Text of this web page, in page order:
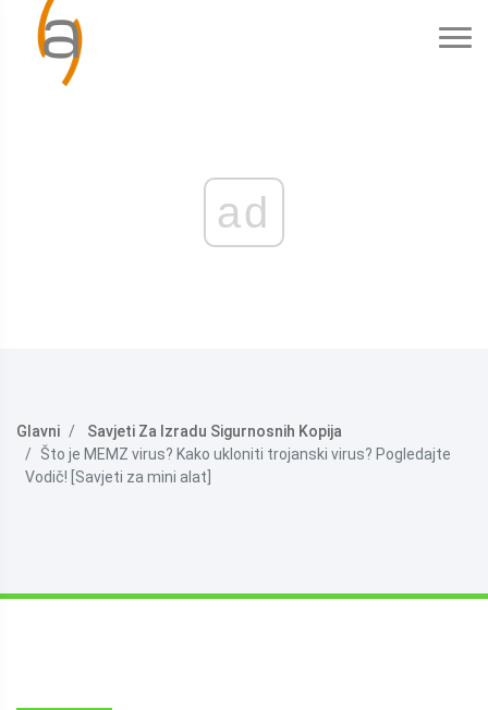
ad
Glavni
Savjeti Za Izradu Sigurnosnih Kopija
Što je MEMZ virus? Kako ukloniti trojanski virus? Pogledajte
Vodič! [Savjeti za mini alat]